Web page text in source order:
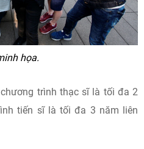
họa.
trình thạc sĩ là tối đa 2
tiến sĩ là tối đa 3 năm liên